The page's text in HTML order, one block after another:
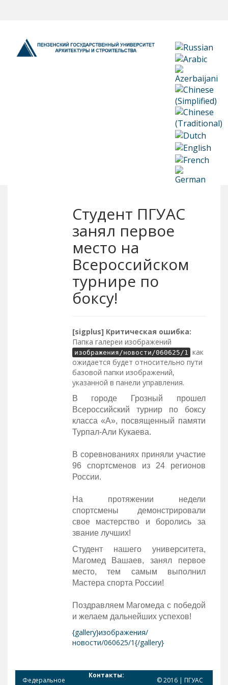
Студент ПГУАС
занял первое
место на
Всероссийском
турнире по
боксу!
[sigplus] Критическая ошибка:
Папка галереи изображений
изображения/новости/060625/1 как
ожидается будет относительно пути
базовой папки изображений,
указанной в панели управления.
В городе Грозный прошел
Всероссийский турнир по боксу
класса «А», посвященный памяти
Турпал-Али Кукаева.
В соревнованиях приняли участие
96 спортсменов из 24 регионов
России.
На протяжении недели
спортсмены демонстрировали
свое мастерство и боролись за
звание лучших!
Студент нашего университета,
Магомед Вашаев, занял первое
место, тем самым выполнил
Мастера спорта России!
Поздравляем Магомеда с победой
и желаем дальнейших успехов!
{gallery}изображения/
новости/060625/1{/gallery}
Федеральное
Контакты:
© 2016 | ПГУАС